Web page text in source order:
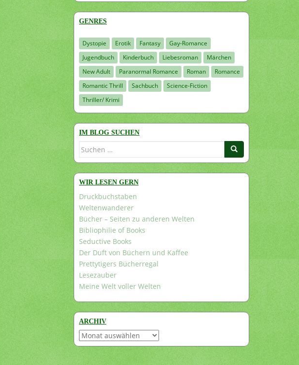
GENRES
Dystopie Erotik Fantasy
Gay-Romance
Jugendbuch
Kinderbuch Liebesroman
Märchen
New Adult
Paranormal Romance Roman
Romance
Romantic Thrill
Sachbuch
Science-Fiction
Thriller/ Krimi
IM BLOG SUCHEN
Suchen
WIR LESEN GERN
Druckbuchstaben
Weltenwanderer
Bücher – Seiten zu anderen Welten
Bibliophilie of Books
Seductive Books
Der Duft von Büchern und Kaffee
Prettytigers Bücherregal
Lesezauber
Meine Welt voller Welten
ARCHIV
Archiv